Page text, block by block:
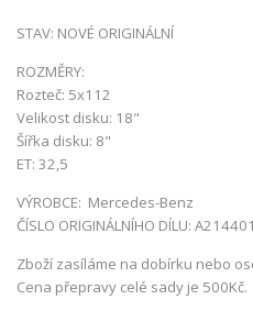
STAV: NOVÉ ORIGINÁLNÍ
ROZMĚRY:
Rozteč: 5x112
Velikost disku: 18"
Šířka disku: 8"
ET: 32,5
VÝROBCE: Mercedes-Benz
ČÍSLO ORIGINÁLNÍHO DÍLU:
Zboží zasíláme na dobírku nebo
Cena přepravy celé sady je 500Kč.